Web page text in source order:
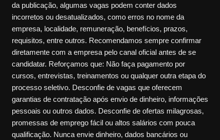
da publicação, algumas vagas podem conter dados
incorretos ou desatualizados, como erros no nome da
empresa, localidade, remuneração, benefícios, prazos,
requisitos, entre outros. Recomendamos sempre confirmar
diretamente com a empresa pelo canal oficial antes de se
candidatar. Reforçamos que: Não faça pagamento por
cursos, entrevistas, treinamentos ou qualquer outra etapa do
processo seletivo. Desconfie de vagas que oferecem
garantias de contratação após envio de dinheiro, informações
pessoais ou outros dados. Desconfie de ofertas milagrosas,
promessas de emprego fácil ou altos salários com pouca
qualificação. Nunca envie dinheiro, dados bancários ou